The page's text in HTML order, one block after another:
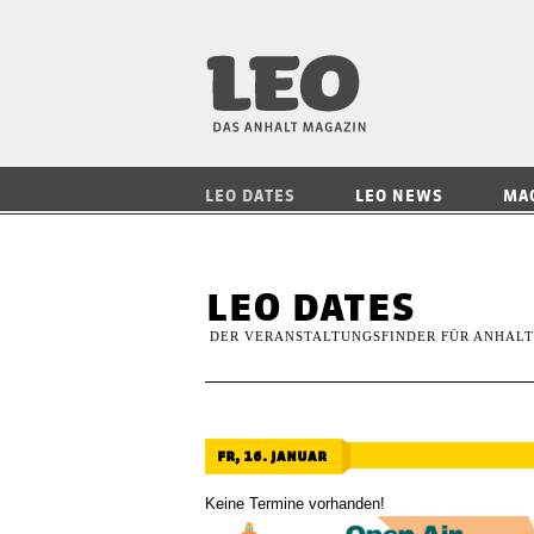
LEO DATES LEO NEWS
leo dates
DER VERANSTALTUNGSFINDER FÜR ANHALT
fr, 16. januar
Keine Termine vorhanden!